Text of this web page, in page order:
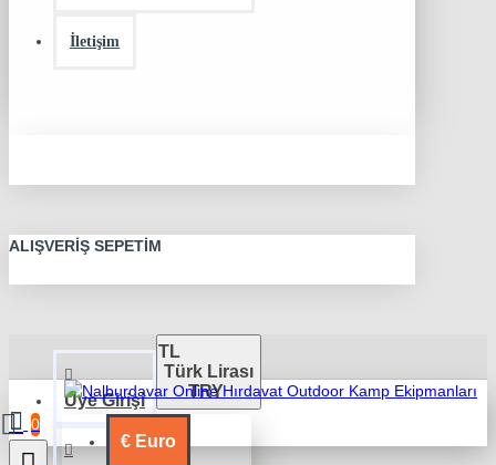
İletişim
ALIŞVERIŞ SEPETIM
Üye Girişi
TL
Türk Lirası
TRY
€ Euro
0